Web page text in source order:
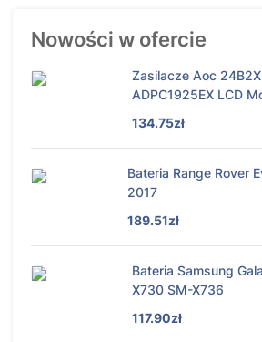
Nowości w ofercie
Zasilacze Aoc
ADPC1925EX LCD
134.75zł
Bateria Range Rover
2017
189.51zł
Bateria Samsung
X730 SM-X736
117.90zł